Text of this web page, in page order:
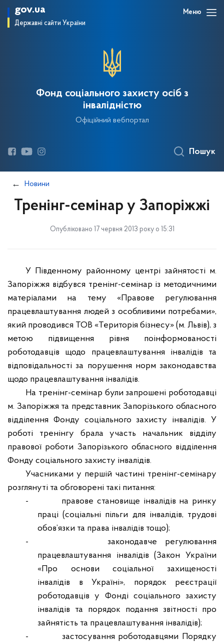
gov.ua
Державні сайти України
Меню
Фонд соціального захисту осіб з
інвалідністю
Офіційний вебпортал
Пошук
Новини
Тренінг-семінар у Запоріжжі
Опубліковано 17 червня 2013 року о 15:31
У Південному районному центрі зайнятості м.
Запоріжжя відбувся тренінг-семінар із методичними
матеріалами на тему «Правове регулювання
працевлаштування людей з особливими потребами»,
який проводився ТОВ «Територія бізнесу» (м. Львів), з
метою підвищення рівня поінформованості
роботодавців щодо працевлаштування інвалідів та
відповідальності за порушення норм законодавства
щодо працевлаштування інвалідів.
На тренінг-семінар були запрошені роботодавці
м. Запоріжжя та представник Запорізького обласного
відділення Фонду соціального захисту інвалідів. У
роботі тренінгу брала участь начальник відділу
правової роботи Запорізького обласного відділення
Фонду соціального захисту інвалідів.
Учасниками у першій частині тренінг-семінару
розглянуті та обговорені такі питання:
-
правове становище інвалідів на ринку
праці (соціальні пільги для інвалідів, трудові
обов’язки та права інвалідів тощо);
-
законодавче регулювання
працевлаштування інвалідів (Закон України
«Про основи соціальної захищеності
інвалідів в Україні», порядок реєстрації
роботодавців у Фонді соціального захисту
інвалідів та порядок подання звітності про
зайнятість та працевлаштування інвалідів);
-
застосування роботодавцями Порядку